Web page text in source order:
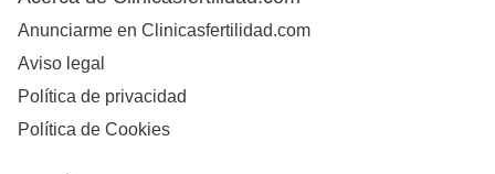
Anunciarme en Clinicasfertilidad.com
Aviso legal
Política de privacidad
Política de Cookies